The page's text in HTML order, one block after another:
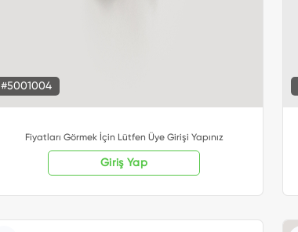
#5001004
Fiyatları Görmek İçin Lütfen Üye Girişi Yapınız
Giriş Yap